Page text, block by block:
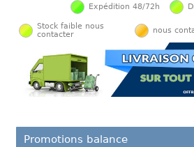
Expédition 48/72h
Stock faible nous
contacter
nous
Promotions balance